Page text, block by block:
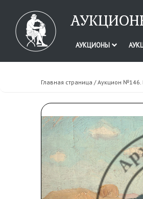
АУКЦИОНЫ
Главная страница /Аукцион №146.